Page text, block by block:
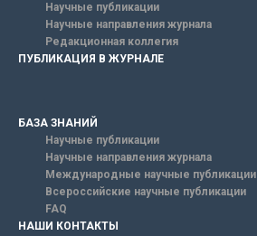
Научные публикации
Научные направления журнала
Редакционная коллегия
ПУБЛИКАЦИЯ В ЖУРНАЛЕ
БАЗА ЗНАНИЙ
Научные публикации
Научные направления журнала
Международные научные публикации
Всероссийские научные публикации
FAQ
НАШИ КОНТАКТЫ